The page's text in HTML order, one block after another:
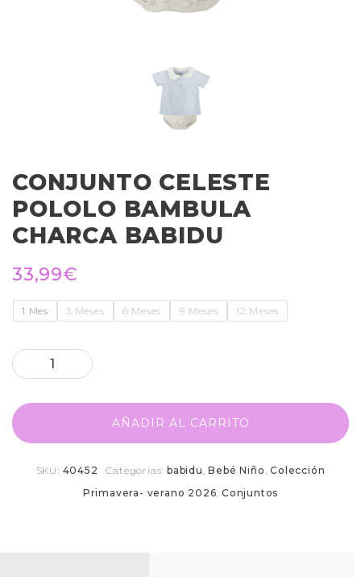
CONJUNTO CELESTE
POLOLO BAMBULA
CHARCA BABIDU
33,99€
1 Mes 3 Meses 6 Meses 9 Meses 12 Meses
AÑADIR AL CARRITO
SKU: 40452 Categorías: babidu ,Bebé Niño ,Colección
Primavera- verano 2026 Conjuntos